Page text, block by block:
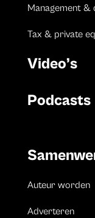
Management &
Tax & private
Video’s
Podcasts
Auteur worden
Adverteren